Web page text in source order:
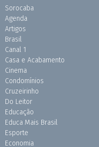
Sorocaba
Agenda
Artigos
Brasil
Canal 1
Casa e Acabamento
Cinema
Condomínios
Cruzeirinho
Do Leitor
Educação
Educa Mais Brasil
Esporte
Economia